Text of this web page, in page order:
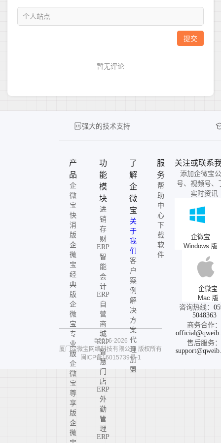
强大的技术支持
产
品
企
微
宝
快
消
版
企
微
宝
经
典
版
企
微
宝
专
业
版
企
微
宝
尊
享
版
企
微
功
能
模
块
进
销
存
财
ERP
智
能
会
计
ERP
自
营
商
城
ERP
智
慧
门
店
ERP
外
勤
管
理
ERP
了
解
企
微
宝
关
于
我
们
客
户
案
例
解
决
方
案
代
理
加
盟
服
务
帮
助
中
心
下
载
软
件
关注或联系
添加企微宝
号、视频号、
实时资讯
企微宝
Windows 版
企微宝
Mac 版
咨询热线：
5048363
商务合作：
售后服务：
©2016-2026
厦门企微宝网络科技有限公司 版权所有
闽ICP备16015739号-1